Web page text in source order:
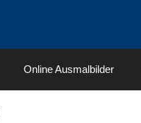
Online Ausmalbilder